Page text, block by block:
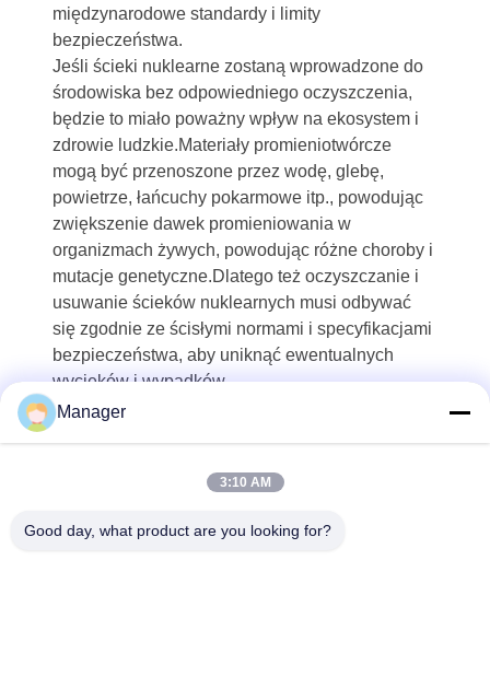
międzynarodowe standardy i limity
bezpieczeństwa.
Jeśli ścieki nuklearne zostaną wprowadzone do
środowiska bez odpowiedniego oczyszczenia,
będzie to miało poważny wpływ na ekosystem i
zdrowie ludzkie.Materiały promieniotwórcze
mogą być przenoszone przez wodę, glebę,
powietrze, łańcuchy pokarmowe itp., powodując
zwiększenie dawek promieniowania w
organizmach żywych, powodując różne choroby i
mutacje genetyczne.Dlatego też oczyszczanie i
usuwanie ścieków nuklearnych musi odbywać
się zgodnie ze ścisłymi normami i specyfikacjami
bezpieczeństwa, aby uniknąć ewentualnych
wycieków i wypadków.
Manager
3:10 AM
Good day, what product are you looking for?